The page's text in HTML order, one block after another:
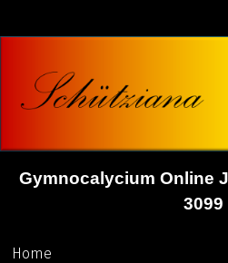
Gymnocalycium Online
3099
Home